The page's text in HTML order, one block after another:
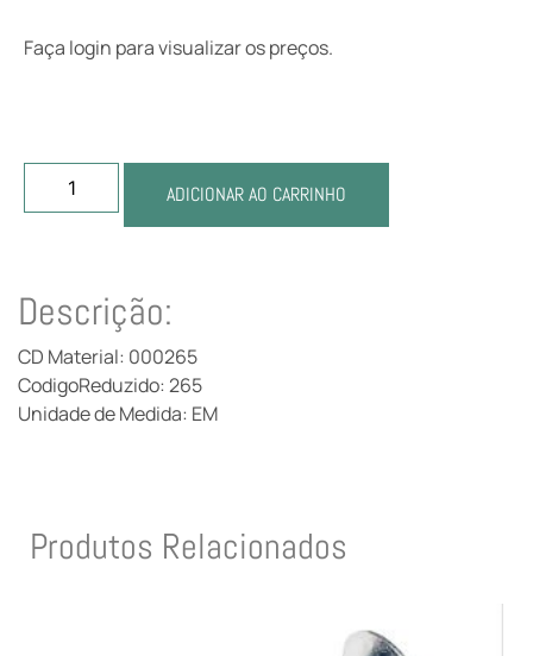
Faça login para visualizar os preços.
ADICIONAR AO CARRINHO
Descrição:
CD Material: 000265
CodigoReduzido: 265
Unidade de Medida: EM
Produtos Relacionados